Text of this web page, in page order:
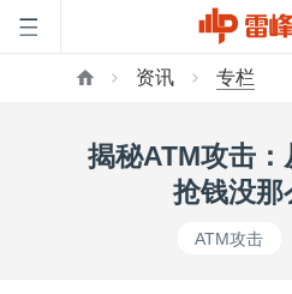
资讯 专栏
揭秘ATM攻击
抢钱没那
ATM攻击